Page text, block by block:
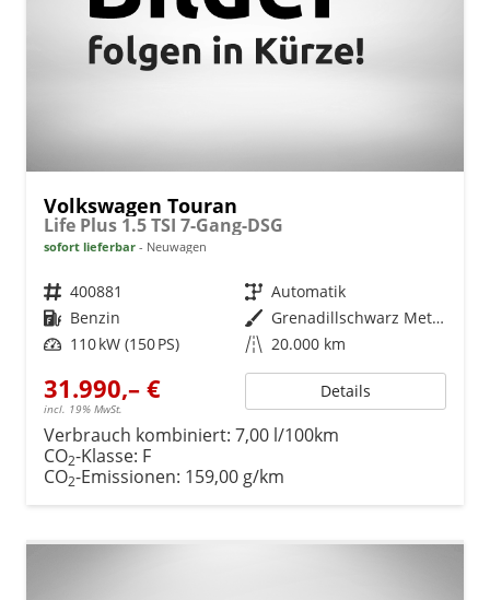
Volkswagen Touran
Life Plus 1.5 TSI 7-Gang-DSG
sofort lieferbar Neuwagen
Fahrzeugnr. 400881 Getriebe Automatik
Kraftstoff Benzin Außenfarbe
Grenadillschwarz Metallic
Leistung 110 kW (150 PS) Kilometerstand 20.000 km
31.990,– €
incl. 19% MwSt.
Details
Verbrauch kombiniert: 7,00 l/100km
CO2-Klasse: F
CO2-Emissionen: 159,00 g/km